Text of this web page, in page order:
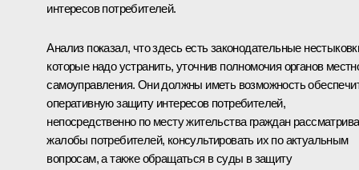
интересов потребителей.
Анализ показал, что здесь есть законодательные
которые надо устранить, уточнив полномочия органов
самоуправления. Они должны иметь возможность
оперативную защиту интересов потребителей,
непосредственно по месту жительства граждан
жалобы потребителей, консультировать их по актуальным
вопросам, а также обращаться в суды в защиту